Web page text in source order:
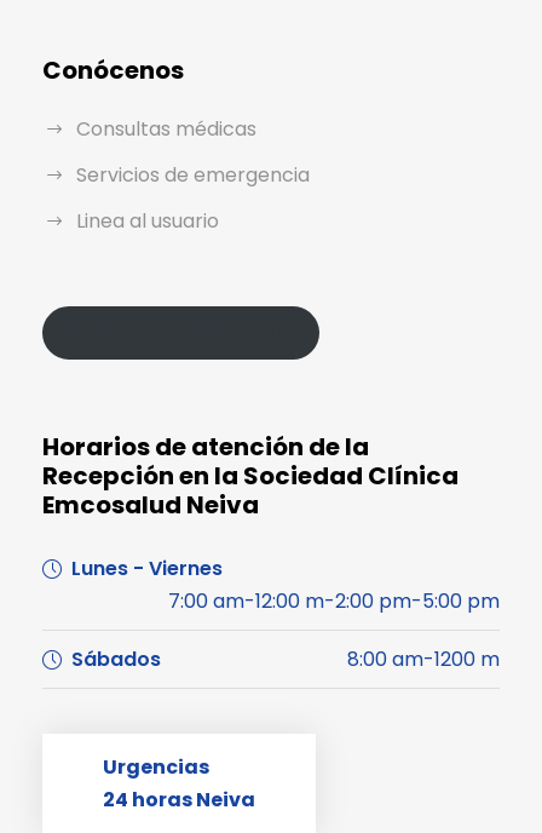
Conócenos
Consultas médicas
Servicios de emergencia
Linea al usuario
Horarios de atención de la
Recepción en la Sociedad Clínica
Emcosalud Neiva
Lunes - Viernes
7:00 am-12:00 m-2:00 pm-5:00 pm
Sábados 8:00 am-1200 m
Urgencias
24 horas Neiva